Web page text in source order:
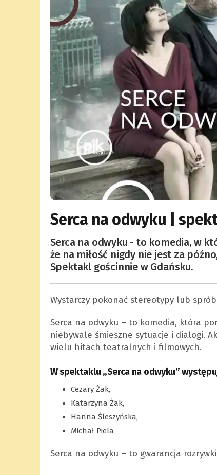
Serca na odwyku |
Serca na odwyku - to komedia, w
że na miłość nigdy nie jest za
Spektakl gościnnie w Gdańsku.
Wystarczy pokonać stereotypy lub
Serca na odwyku – to komedia, która
niebywale śmieszne sytuacje i dialogi.
wielu hitach teatralnych i filmowych.
W spektaklu „Serca na odwyku”
Cezary Żak,
Katarzyna Żak,
Hanna Śleszyńska,
Michał Piela
Serca na odwyku – to gwarancja